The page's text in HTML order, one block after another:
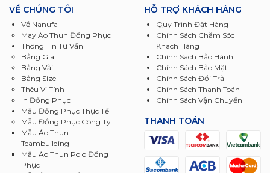
VỀ CHÚNG TÔI
Về Nanufa
May Áo Thun Đồng Phục
Thông Tin Tư Vấn
Bảng Giá
Bảng Vải
Bảng Size
Thêu Vi Tính
In Đồng Phục
Mẫu Đồng Phục Thực Tế
Mẫu Đồng Phục Công Ty
Mẫu Áo Thun
Teambuilding
Mẫu Áo Thun Polo Đồng
Phục
HỖ TRỢ KHÁCH HÀNG
Quy Trình Đặt Hàng
Chính Sách Chăm Sóc
Khách Hàng
Chính Sách Bảo Hành
Chính Sách Bảo Mật
Chính Sách Đổi Trả
Chính Sách Thanh Toán
Chính Sách Vận Chuyển
THANH TOÁN